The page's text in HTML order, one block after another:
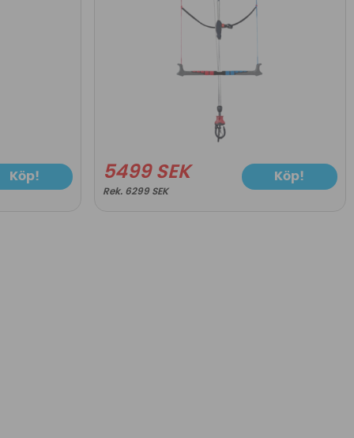
Köp! 5499 SEK
6299 SEK
Köp!